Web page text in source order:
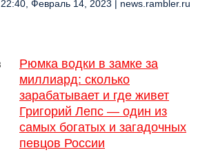
22:40, Февраль 14, 2023 | news.rambler.ru
Рюмка водки в замке за
миллиард: сколько
зарабатывает и где живет
Григорий Лепс — один из
самых богатых и загадочных
певцов России